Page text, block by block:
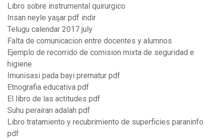
Libro sobre instrumental quirurgico
Insan neyle yaşar pdf indir
Telugu calendar 2017 july
Falta de comunicacion entre docentes y alumnos
Ejemplo de recorrido de comision mixta de seguridad e
higiene
Imunisasi pada bayi prematur pdf
Etnografia educativa pdf
El libro de las actitudes pdf
Suhu perairan adalah pdf
Libro tratamiento y recubrimiento de superficies paraninfo
pdf